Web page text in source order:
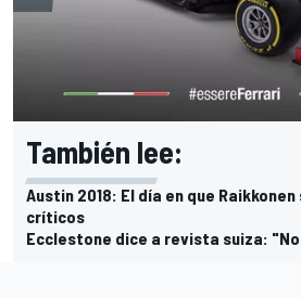
También lee:
Austin 2018: El día en que
críticos
Ecclestone dice a revista suiza: